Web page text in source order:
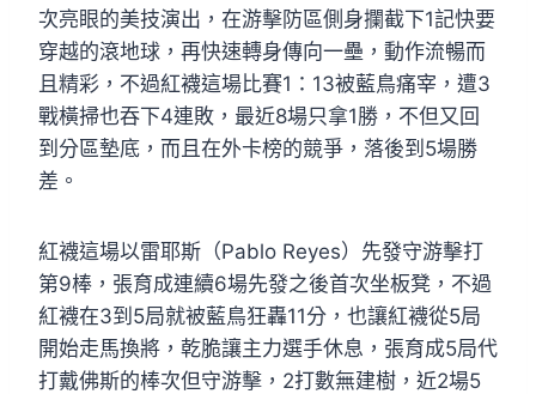
次亮眼的美技演出，在游擊防區側身攔截下1記快要
穿越的滾地球，再快速轉身傳向一壘，動作流暢而
且精彩，不過紅襪這場比賽1：13被藍鳥痛宰，遭3
戰橫掃也吞下4連敗，最近8場只拿1勝，不但又回
到分區墊底，而且在外卡榜的競爭，落後到5場勝
差。
紅襪這場以雷耶斯（Pablo Reyes）先發守游擊打
第9棒，張育成連續6場先發之後首次坐板凳，不過
紅襪在3到5局就被藍鳥狂轟11分，也讓紅襪從5局
開始走馬換將，乾脆讓主力選手休息，張育成5局代
打戴佛斯的棒次但守游擊，2打數無建樹，近2場5